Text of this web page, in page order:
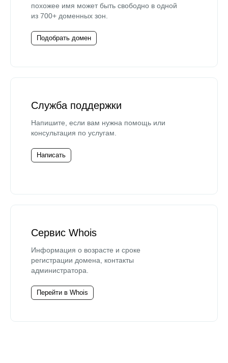
похожее имя может быть свободно в одной
из 700+ доменных зон.
Подобрать домен
Служба поддержки
Напишите, если вам нужна помощь или
консультация по услугам.
Написать
Сервис Whois
Информация о возрасте и сроке
регистрации домена, контакты
администратора.
Перейти в Whois